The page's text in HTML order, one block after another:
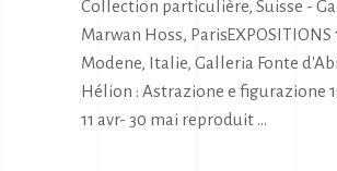
Collection particulière, Suisse -
Marwan Hoss, ParisEXPOSITIONS
Modene, Italie, Galleria Fonte
Hélion : Astrazione e figurazione
11 avr- 30 mai reproduit